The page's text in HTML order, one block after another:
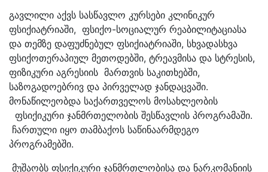
გავლილი აქვს სასწავლო კურსები კლინიკურ
ფსიქიატრიაში, ფსიქო-სოციალურ რეაბილიტაციასა
და თემზე დაფუძნებულ ფსიქიატრიაში, სხვადასხვა
ფსიქოთერაპიულ მეთოდებში, ტრეავმისა და სტრესის,
ფიზიკური აგრესიის მართვის საკითხებში,
საზოგადოებრივ და პირველად ჯანდაცვაში.
მონაწილეობდა საქართველოს მოსახლეობის
ფსიქიკური ჯანმრთელობის შესწავლის პროგრამაში.
ჩართული იყო თამბაქოს საწინაარმდეგო
პროგრამებში.
მუშაობს ფსიქიკური ჯანმრთლობისა და ნარკომანიის